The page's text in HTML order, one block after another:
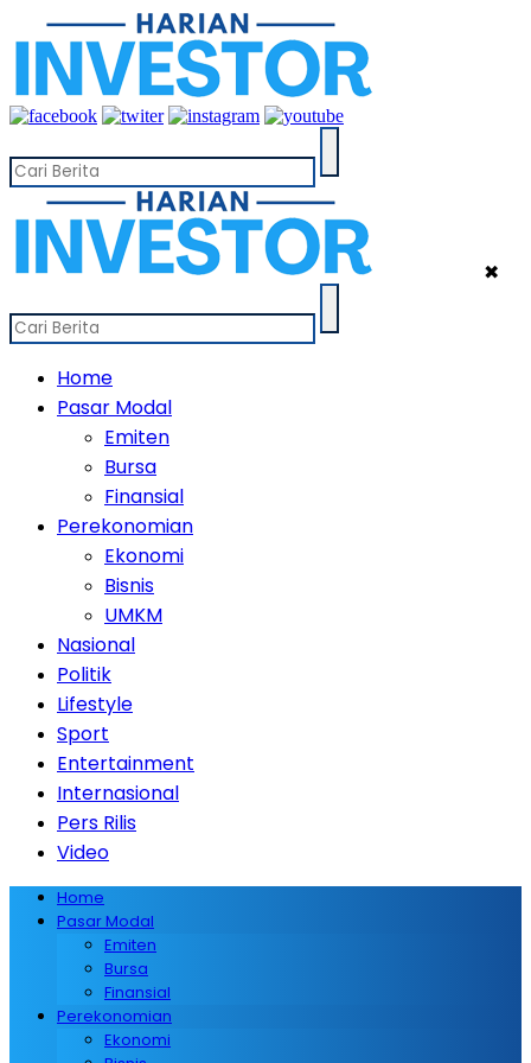
✖
Home
Pasar Modal
Emiten
Bursa
Finansial
Perekonomian
Ekonomi
Bisnis
UMKM
Nasional
Politik
Lifestyle
Sport
Entertainment
Internasional
Pers Rilis
Video
Home
Pasar Modal
Emiten
Bursa
Finansial
Perekonomian
Ekonomi